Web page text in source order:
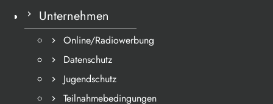
Unternehmen
Online/Radiowerbung
Datenschutz
Jugendschutz
Teilnahmebedingungen